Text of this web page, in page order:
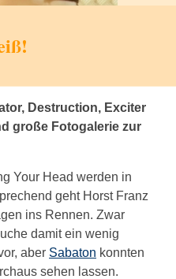
Destruction, Exciter
große Fotogalerie zur
Your Head werden in
geht Horst Franz
ins Rennen. Zwar
damit ein wenig
aber Sabaton konnten
sehen lassen.